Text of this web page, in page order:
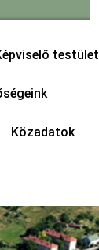
testület
Közadatok